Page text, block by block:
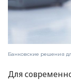
Банковские решения
Для